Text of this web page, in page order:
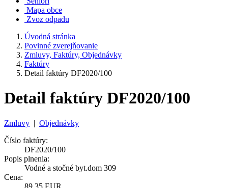
Mapa obce
Zvoz odpadu
Úvodná stránka
Povinné zverejňovanie
Zmluvy, Faktúry, Objednávky
Faktúry
Detail faktúry DF2020/100
Detail faktúry DF2020/100
Zmluvy | Objednávky
Číslo faktúry:
DF2020/100
Popis plnenia:
Vodné a stočné byt.dom 309
Cena:
89,35 EUR